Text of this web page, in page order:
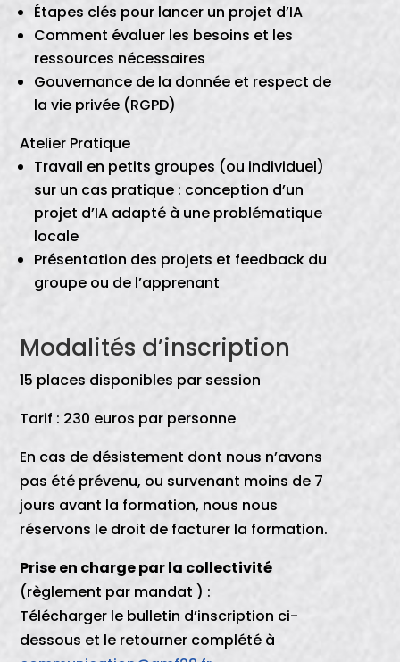
Étapes clés pour lancer un projet d’IA
Comment évaluer les besoins et les
ressources nécessaires
Gouvernance de la donnée et respect de
la vie privée (RGPD)
Atelier Pratique
Travail en petits groupes (ou individuel)
sur un cas pratique : conception d’un
projet d’IA adapté à une problématique
locale
Présentation des projets et feedback du
groupe ou de l’apprenant
Modalités d’inscription
15 places disponibles par session
Tarif : 230 euros par personne
En cas de désistement dont nous n’avons
pas été prévenu, ou survenant moins de 7
jours avant la formation, nous nous
réservons le droit de facturer la formation.
Prise en charge par la collectivité
(règlement par mandat ) :
Télécharger le bulletin d’inscription ci-
dessous et le retourner complété à